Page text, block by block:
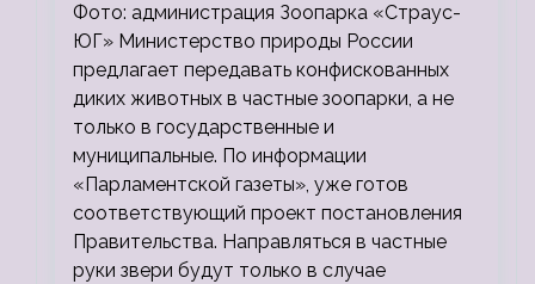
Фото: администрация Зоопарка «Страус-
ЮГ» Министерство природы России
предлагает передавать конфискованных
диких животных в частные зоопарки, а не
только в государственные и
муниципальные. По информации
«Парламентской газеты», уже готов
соответствующий проект постановления
Правительства. Направляться в частные
руки звери будут только в случае